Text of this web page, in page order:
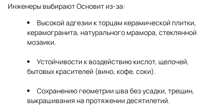
Инженеры выбирают Основит из-за:
Высокой адгезии к торцам керамической плитки,
керамогранита, натурального мрамора, стеклянной
мозаики.
Устойчивости к воздействию кислот, щелочей,
бытовых красителей (вино, кофе, соки).
Сохранению геометрии шва без усадки, трещин,
выкрашивания на протяжении десятилетий.